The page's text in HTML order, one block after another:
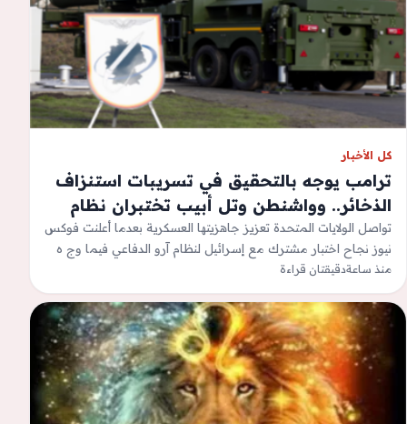
كل الأخبار
ترامب يوجه بالتحقيق في تسريبات استنزاف
الذخائر.. وواشنطن وتل أبيب تختبران نظام
«آرو» الدفاعي
تواصل الولايات المتحدة تعزيز جاهزيتها العسكرية بعدما أعلنت فوكس
نيوز نجاح اختبار مشترك مع إسرائيل لنظام آرو الدفاعي فيما وج ه
الرئيس…
منذ ساعةدقيقتان قراءة